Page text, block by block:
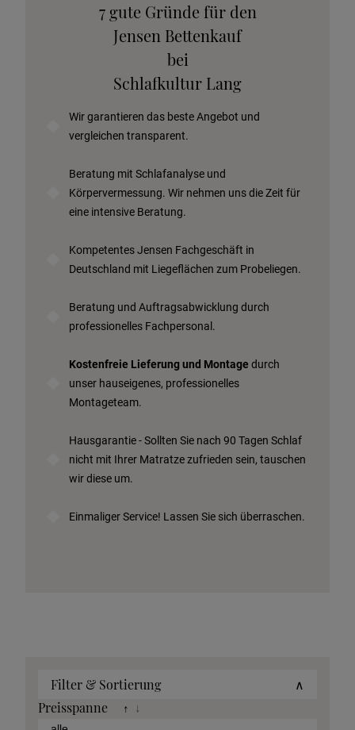
Stoffkollektion anfordern
Telefonische Beratung anfordern
Angebot anfordern
Probeschlafen im Hotel
7 gute Gründe für den
Jensen Bettenkauf
bei
Schlafkultur Lang
Wir garantieren das beste Angebot und
vergleichen transparent.
Beratung mit Schlafanalyse und
Körpervermessung. Wir nehmen uns die Zeit für
eine intensive Beratung.
Kompetentes Jensen Fachgeschäft in
Deutschland mit Liegeflächen zum Probeliegen.
Beratung und Auftragsabwicklung durch
professionelles Fachpersonal.
Kostenfreie Lieferung und Montage durch
unser hauseigenes, professionelles
Montageteam.
Hausgarantie - Sollten Sie nach 90 Tagen Schlaf
nicht mit Ihrer Matratze zufrieden sein, tauschen
wir diese um.
Einmaliger Service! Lassen Sie sich überraschen.
Filter & Sortierung
∧
Preisspanne
↑ ↓